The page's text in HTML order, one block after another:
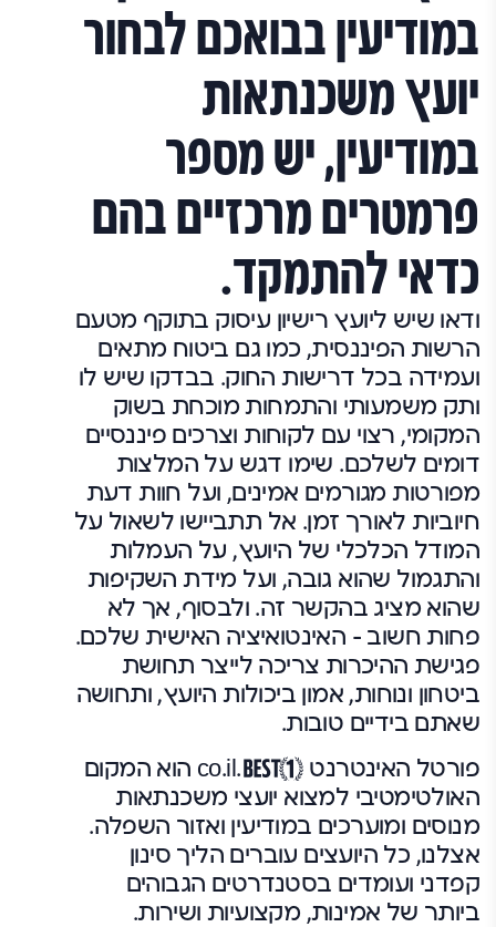
במודיעין בבואכם לבחור
יועץ משכנתאות
במודיעין, יש מספר
פרמטרים מרכזיים בהם
כדאי להתמקד.
ודאו שיש ליועץ רישיון עיסוק בתוקף מטעם
הרשות הפיננסית, כמו גם ביטוח מתאים
ועמידה בכל דרישות החוק. בבדקו שיש לו
ותק משמעותי והתמחות מוכחת בשוק
המקומי, רצוי עם לקוחות וצרכים פיננסיים
דומים לשלכם. שימו דגש על המלצות
מפורטות מגורמים אמינים, ועל חוות דעת
חיוביות לאורך זמן. אל תתביישו לשאול על
המודל הכלכלי של היועץ, על העמלות
והתגמול שהוא גובה, ועל מידת השקיפות
שהוא מציג בהקשר זה. ולבסוף, אך לא
פחות חשוב – האינטואיציה האישית שלכם.
פגישת ההיכרות צריכה לייצר תחושת
ביטחון ונוחות, אמון ביכולות היועץ, ותחושה
שאתם בידיים טובות.
פורטל האינטרנט
.co.il הוא המקום
האולטימטיבי למצוא יועצי משכנתאות
מנוסים ומוערכים במודיעין ואזור השפלה.
אצלנו, כל היועצים עוברים הליך סינון
קפדני ועומדים בסטנדרטים הגבוהים
ביותר של אמינות, מקצועיות ושירות.